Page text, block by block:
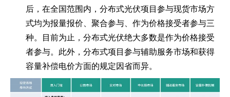
后，在全国范围内，分布式光伏项目参与现货市场方
式均为报量报价、聚合参与、作为价格接受者参与三
种。目前为止，分布式光伏绝大多数是作为价格接受
者参与。此外，分布式项目参与辅助服务市场和获得
容量补偿电价方面的规定因省而异。